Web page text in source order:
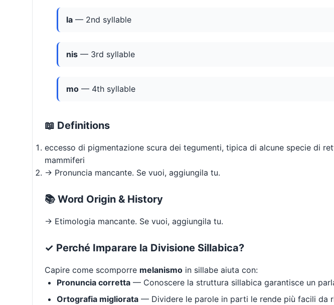
la — 2nd syllable
nis — 3rd syllable
mo — 4th syllable
📖 Definitions
eccesso di pigmentazione scura dei tegumenti, tipica di alcune specie di
mammiferi
→ Pronuncia mancante. Se vuoi, aggiungila tu.
📚 Word Origin & History
→ Etimologia mancante. Se vuoi, aggiungila tu.
✓ Perché Imparare la Divisione Sillabica?
Capire come scomporre melanismo in sillabe aiuta con:
Pronuncia corretta — Conoscere la struttura sillabica garantisce un
Ortografia migliorata — Dividere le parole in parti le rende più facili da